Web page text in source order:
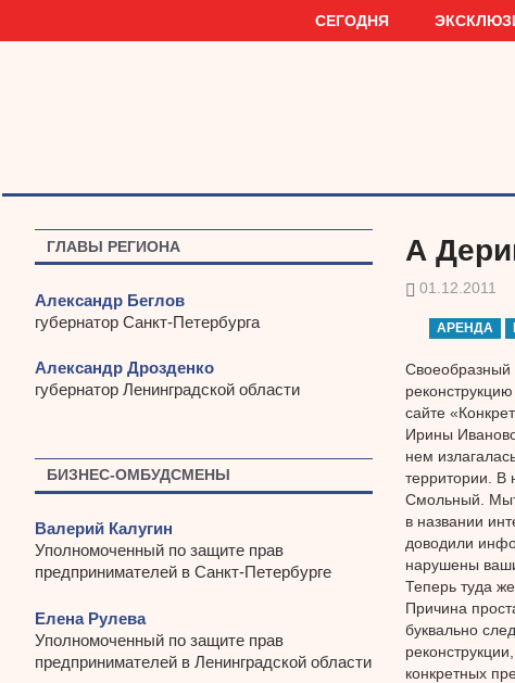
СЕГОДНЯ
А
01.12.2011
АРЕНДА
Своеобразный
сайте
Ирины
нем
территории. В
Смольный.
в названии
доводили
нарушены
Теперь туда
Причина
буквально
конкретных
ГЛАВЫ РЕГИОНА
Александр Беглов
губернатор Санкт-Петербурга
Александр Дрозденко
губернатор Ленинградской области
БИЗНЕС-ОМБУДСМЕНЫ
Валерий Калугин
Уполномоченный по защите прав
предпринимателей в Санкт-Петербурге
Елена Рулева
Уполномоченный по защите прав
предпринимателей в Ленинградской области